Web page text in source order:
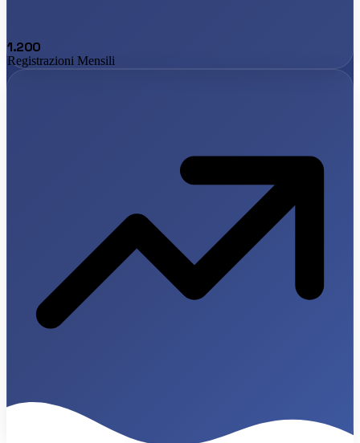
1.200
Registrazioni Mensili